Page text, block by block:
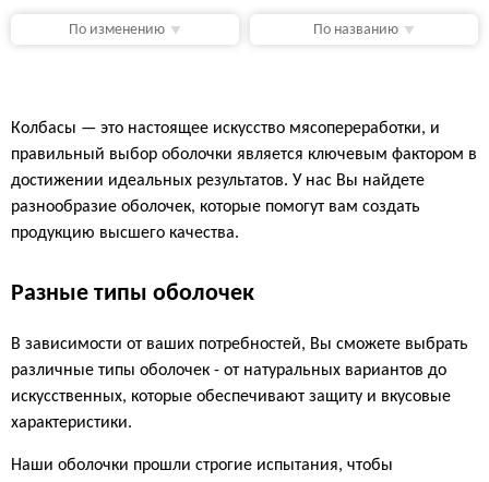
По изменению По названию
Колбасы — это настоящее искусство мясопереработки, и
правильный выбор оболочки является ключевым фактором в
достижении идеальных результатов. У нас Вы найдете
разнообразие оболочек, которые помогут вам создать
продукцию высшего качества.
Разные типы оболочек
В зависимости от ваших потребностей, Вы сможете выбрать
различные типы оболочек - от натуральных вариантов до
искусственных, которые обеспечивают защиту и вкусовые
характеристики.
Наши оболочки прошли строгие испытания, чтобы